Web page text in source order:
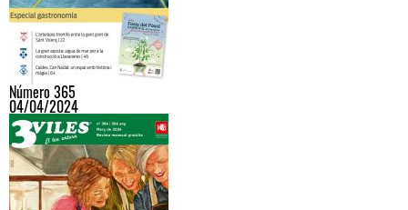
Número 365
04/04/2024